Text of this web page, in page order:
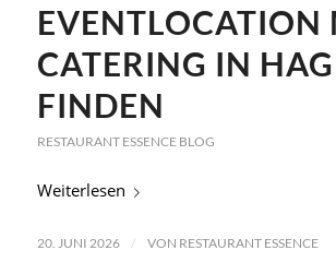
EVENTLOCATION
CATERING IN
FINDEN
RESTAURANT ESSENCE BLOG
Weiterlesen
20. JUNI 2026 / VON RESTAURANT ESSENCE